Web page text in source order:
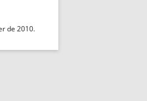
de 2010.